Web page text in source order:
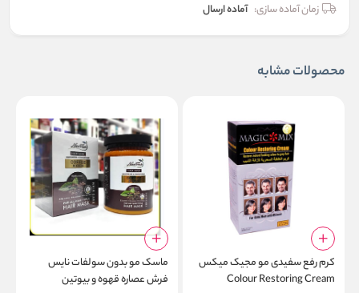
زمان آماده سازی: آماده ارسال
محصولات مشابه
کرم رفع سفیدی مو مجیک میکس
Colour Restoring Cream
ماسک مو بدون سولفات نایس
فرش عصاره قهوه و بیوتین